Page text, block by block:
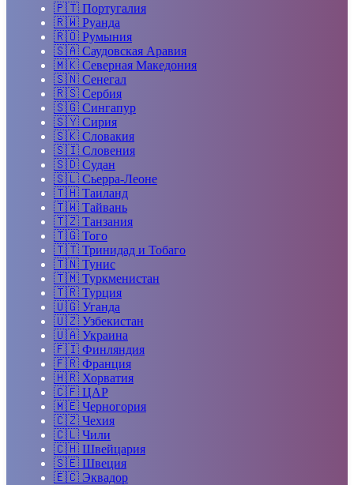
🇵🇹 Португалия
🇷🇼 Руанда
🇷🇴 Румыния
🇸🇦 Саудовская Аравия
🇲🇰 Северная Македония
🇸🇳 Сенегал
🇷🇸 Сербия
🇸🇬 Сингапур
🇸🇾 Сирия
🇸🇰 Словакия
🇸🇮 Словения
🇸🇩 Судан
🇸🇱 Сьерра-Леоне
🇹🇭 Таиланд
🇹🇼 Тайвань
🇹🇿 Танзания
🇹🇬 Того
🇹🇹 Тринидад и Тобаго
🇹🇳 Тунис
🇹🇲 Туркменистан
🇹🇷 Турция
🇺🇬 Уганда
🇺🇿 Узбекистан
🇺🇦 Украина
🇫🇮 Финляндия
🇫🇷 Франция
🇭🇷 Хорватия
🇨🇫 ЦАР
🇲🇪 Черногория
🇨🇿 Чехия
🇨🇱 Чили
🇨🇭 Швейцария
🇸🇪 Швеция
🇪🇨 Эквадор